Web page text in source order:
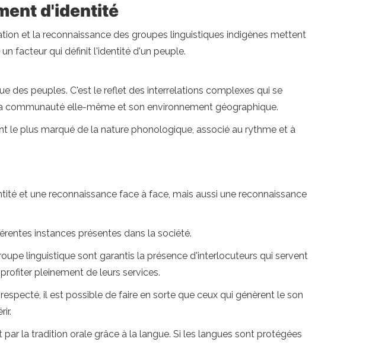
d'identité
et la reconnaissance des groupes linguistiques indigènes mettent
facteur qui définit l'identité d'un peuple.
des peuples. C'est le reflet des interrelations complexes qui se
elle-même et son environnement géographique.
plus marqué de la nature phonologique, associé au rythme et à
et une reconnaissance face à face, mais aussi une reconnaissance
instances présentes dans la société.
linguistique sont garantis la présence d'interlocuteurs qui servent
pleinement de leurs services.
il est possible de faire en sorte que ceux qui génèrent le son
la tradition orale grâce à la langue. Si les langues sont protégées